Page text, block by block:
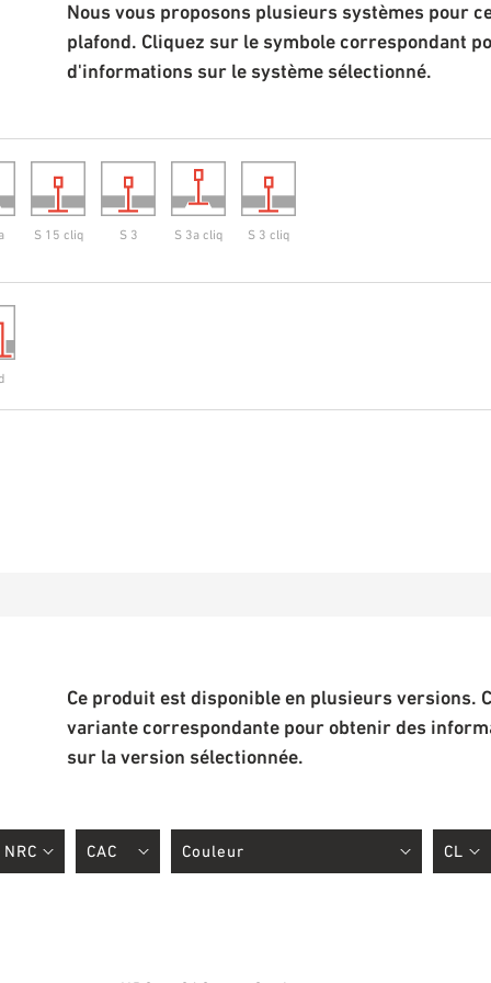
Nous vous proposons plusieurs systèmes pour
plafond. Cliquez sur le symbole correspondant
d'informations sur le système sélectionné.
S 15 cliq S 3 S 3a cliq S 3 cliq
Ce produit est disponible en plusieurs versions.
variante correspondante pour obtenir des
sur la version sélectionnée.